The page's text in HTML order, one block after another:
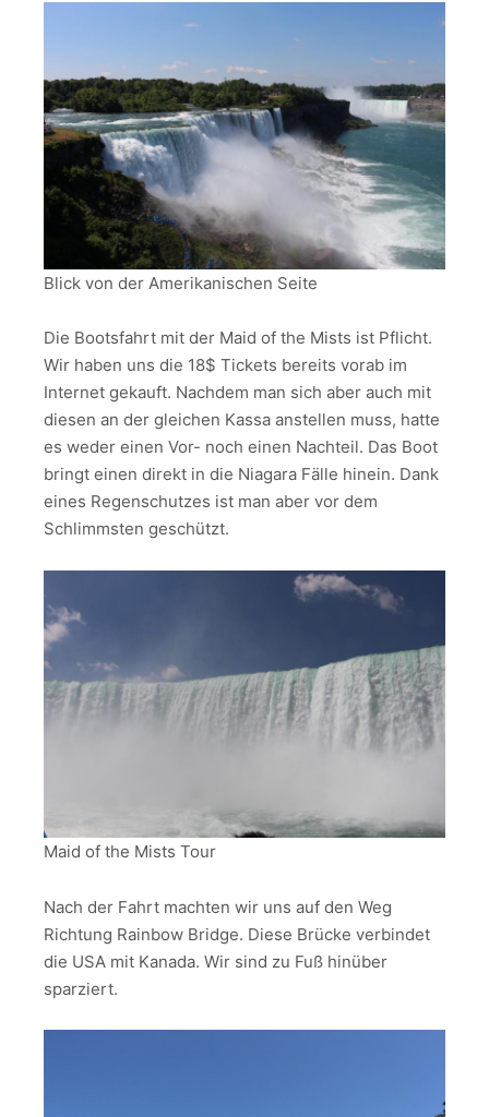
Blick von der Amerikanischen Seite
Die Bootsfahrt mit der Maid of the Mists ist Pflicht.
Wir haben uns die 18$ Tickets bereits vorab im
Internet gekauft. Nachdem man sich aber auch mit
diesen an der gleichen Kassa anstellen muss, hatte
es weder einen Vor- noch einen Nachteil. Das Boot
bringt einen direkt in die Niagara Fälle hinein. Dank
eines Regenschutzes ist man aber vor dem
Schlimmsten geschützt.
Maid of the Mists Tour
Nach der Fahrt machten wir uns auf den Weg
Richtung Rainbow Bridge. Diese Brücke verbindet
die USA mit Kanada. Wir sind zu Fuß hinüber
sparziert.